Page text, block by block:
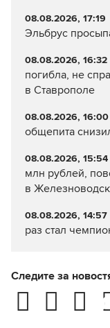
08.08.2026, 17:19
Эльбрус
08.08.2026, 16:32
погибла, не
в Ставрополе
08.08.2026, 16:00
общепита
08.08.2026, 15:54
млн рублей,
в
08.08.2026, 14:57
раз стал
Следите за